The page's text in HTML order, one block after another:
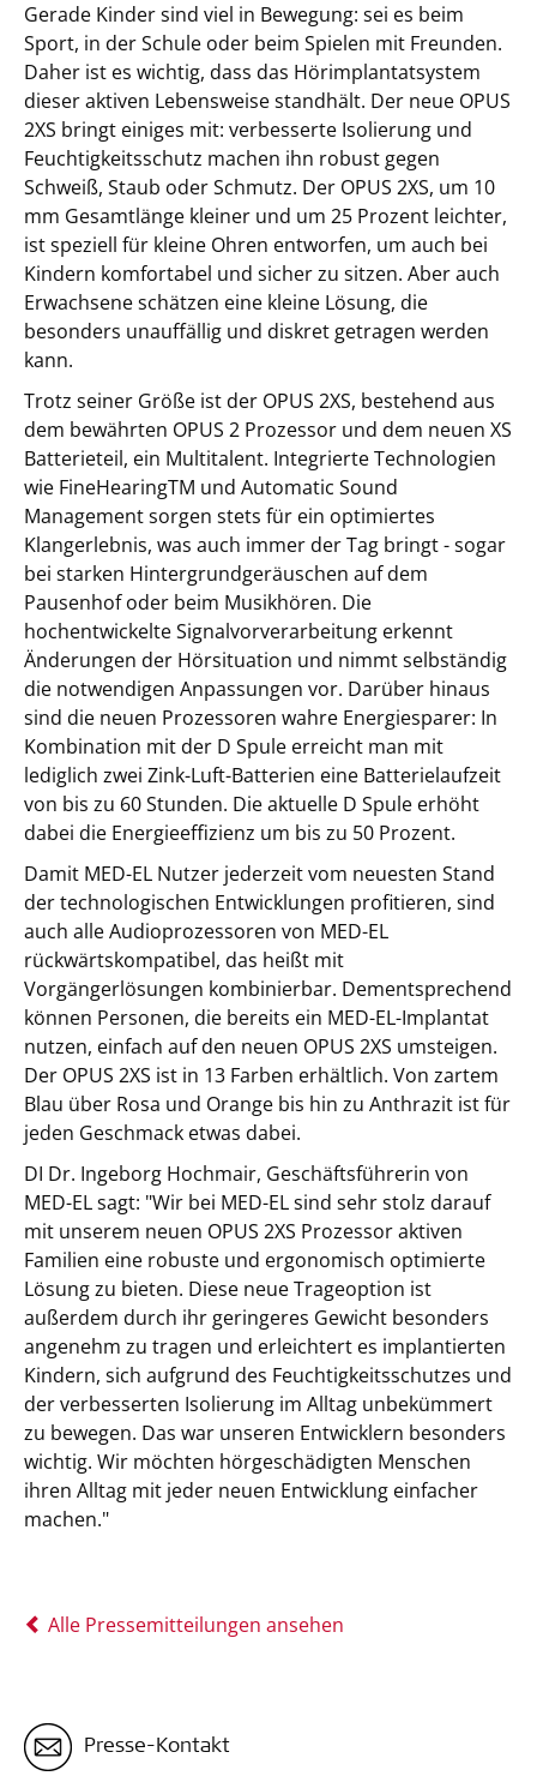
Gerade Kinder sind viel in Bewegung: sei es beim
Sport, in der Schule oder beim Spielen mit Freunden.
Daher ist es wichtig, dass das Hörimplantatsystem
dieser aktiven Lebensweise standhält. Der neue OPUS
2XS bringt einiges mit: verbesserte Isolierung und
Feuchtigkeitsschutz machen ihn robust gegen
Schweiß, Staub oder Schmutz. Der OPUS 2XS, um 10
mm Gesamtlänge kleiner und um 25 Prozent leichter,
ist speziell für kleine Ohren entworfen, um auch bei
Kindern komfortabel und sicher zu sitzen. Aber auch
Erwachsene schätzen eine kleine Lösung, die
besonders unauffällig und diskret getragen werden
kann.
Trotz seiner Größe ist der OPUS 2XS, bestehend aus
dem bewährten OPUS 2 Prozessor und dem neuen XS
Batterieteil, ein Multitalent. Integrierte Technologien
wie FineHearingTM und Automatic Sound
Management sorgen stets für ein optimiertes
Klangerlebnis, was auch immer der Tag bringt - sogar
bei starken Hintergrundgeräuschen auf dem
Pausenhof oder beim Musikhören. Die
hochentwickelte Signalvorverarbeitung erkennt
Änderungen der Hörsituation und nimmt selbständig
die notwendigen Anpassungen vor. Darüber hinaus
sind die neuen Prozessoren wahre Energiesparer: In
Kombination mit der D Spule erreicht man mit
lediglich zwei Zink-Luft-Batterien eine Batterielaufzeit
von bis zu 60 Stunden. Die aktuelle D Spule erhöht
dabei die Energieeffizienz um bis zu 50 Prozent.
Damit MED-EL Nutzer jederzeit vom neuesten Stand
der technologischen Entwicklungen profitieren, sind
auch alle Audioprozessoren von MED-EL
rückwärtskompatibel, das heißt mit
Vorgängerlösungen kombinierbar. Dementsprechend
können Personen, die bereits ein MED-EL-Implantat
nutzen, einfach auf den neuen OPUS 2XS umsteigen.
Der OPUS 2XS ist in 13 Farben erhältlich. Von zartem
Blau über Rosa und Orange bis hin zu Anthrazit ist für
jeden Geschmack etwas dabei.
DI Dr. Ingeborg Hochmair, Geschäftsführerin von
MED-EL sagt: "Wir bei MED-EL sind sehr stolz darauf
mit unserem neuen OPUS 2XS Prozessor aktiven
Familien eine robuste und ergonomisch optimierte
Lösung zu bieten. Diese neue Trageoption ist
außerdem durch ihr geringeres Gewicht besonders
angenehm zu tragen und erleichtert es implantierten
Kindern, sich aufgrund des Feuchtigkeitsschutzes und
der verbesserten Isolierung im Alltag unbekümmert
zu bewegen. Das war unseren Entwicklern besonders
wichtig. Wir möchten hörgeschädigten Menschen
ihren Alltag mit jeder neuen Entwicklung einfacher
machen."
Alle Pressemitteilungen ansehen
Presse-Kontakt